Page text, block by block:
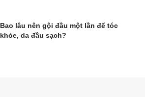
Bao lâu nên gội đầu một lần để tóc
khỏe, da đầu sạch?